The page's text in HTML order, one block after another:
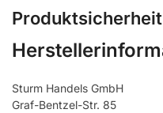
Produktsicherheit
Sturm Handels GmbH
Graf-Bentzel-Str. 85